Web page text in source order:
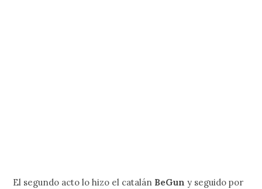
El segundo acto lo hizo el catalán BeGuny seguido por